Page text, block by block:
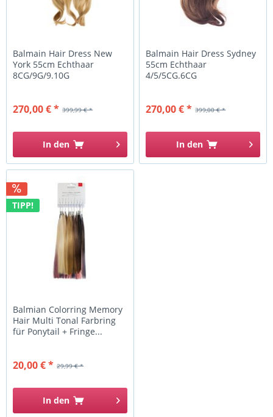
Balmain Hair Dress New
York 55cm Echthaar
8CG/9G/9.10G
399,99 € *
270,00 € *
In den
Balmain Hair Dress Sydney
55cm Echthaar
4/5/5CG.6CG
399,00 € *
270,00 € *
In den
TIPP!
Balmian Colorring Memory
Hair Multi Tonal Farbring
für Ponytail + Fringe...
29,99 € *
20,00 € *
In den